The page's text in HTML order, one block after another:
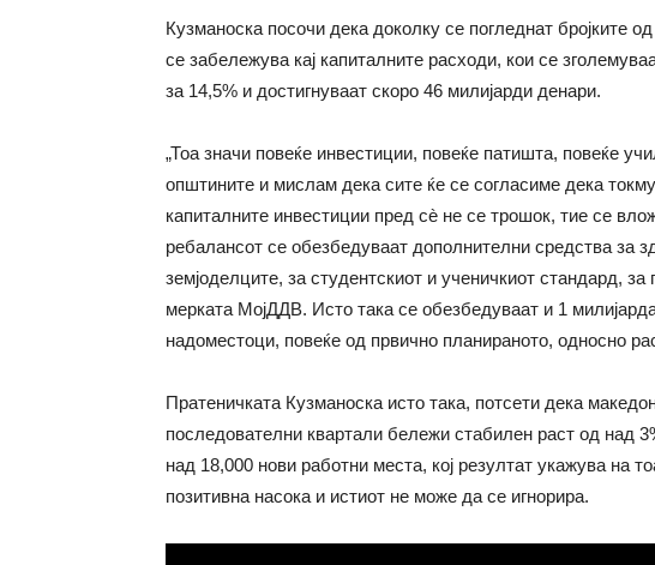
Кузманоска посочи дека доколку се погледнат бројките
се забележува кај капиталните расходи, кои се
за 14,5% и достигнуваат скоро 46 милијарди денари.
„Тоа значи повеќе инвестиции, повеќе патишта, повеќе
општините и мислам дека сите ќе се согласиме дека
капиталните инвестиции пред сè не се трошок, тие се
ребалансот се обезбедуваат дополнителни средства за
земјоделците, за студентскиот и ученичкиот стандард,
мерката МојДДВ. Исто така се обезбедуваат и 1
надоместоци, повеќе од првично планираното, односно
Пратеничката Кузманоска исто така, потсети дека
последователни квартали бележи стабилен раст од над
над 18,000 нови работни места, кој резултат укажува на
позитивна насока и истиот не може да се игнорира.